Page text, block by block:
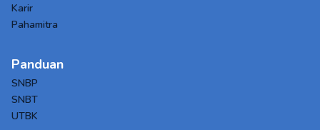
Karir
Pahamitra
Panduan
SNBP
SNBT
UTBK